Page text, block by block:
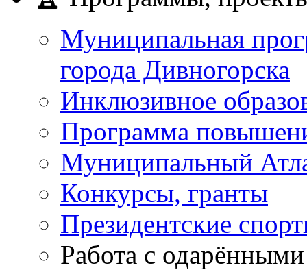
Муниципальная
города Дивногорска
Инклюзивное
Программа
Муниципальный
Конкурсы, гранты
Президентские
Работа с